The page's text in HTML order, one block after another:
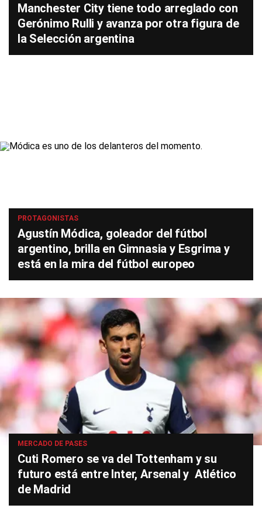
Manchester City tiene todo arreglado con
Gerónimo Rulli y avanza por otra figura de
la Selección argentina
PROTAGONISTAS
Agustín Módica, goleador del fútbol
argentino, brilla en Gimnasia y Esgrima y
está en la mira del fútbol europeo
MERCADO DE PASES
Cuti Romero se va del Tottenham y su
futuro está entre Inter, Arsenal y Atlético
de Madrid